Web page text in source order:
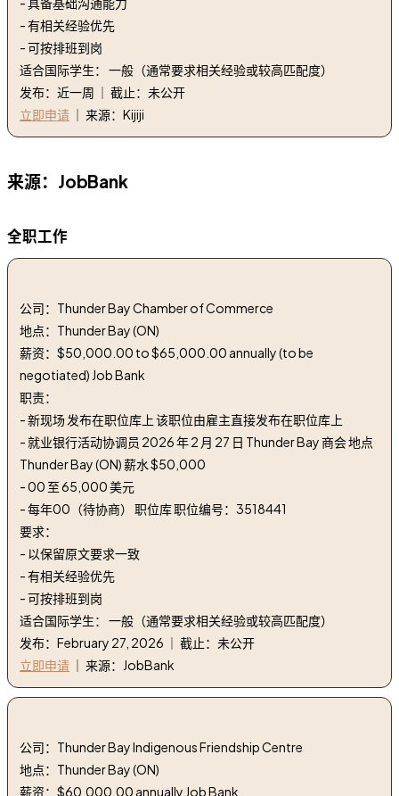
- 有相关经验优先
- 可按排班到岗
适合国际学生： 一般（通常要求相关经验或较高匹配度）
发布：近一周 ｜ 截止：未公开
立即申请 ｜ 来源：Kijiji
来源：JobBank
全职工作
公司：Thunder Bay Chamber of Commerce
地点：Thunder Bay (ON)
薪资：$50,000.00 to $65,000.00 annually (to be
negotiated) Job Bank
职责：
- 新现场 发布在职位库上 该职位由雇主直接发布在职位库上
- 就业银行活动协调员 2026 年 2 月 27 日 Thunder Bay 商会 地点
Thunder Bay (ON) 薪水 $50,000
- 00 至 65,000 美元
- 每年00（待协商） 职位库 职位编号：3518441
要求：
- 以保留原文要求一致
- 有相关经验优先
- 可按排班到岗
适合国际学生： 一般（通常要求相关经验或较高匹配度）
发布：February 27, 2026 ｜ 截止：未公开
立即申请 ｜ 来源：JobBank
公司：Thunder Bay Indigenous Friendship Centre
地点：Thunder Bay (ON)
薪资：$60,000.00 annually Job Bank